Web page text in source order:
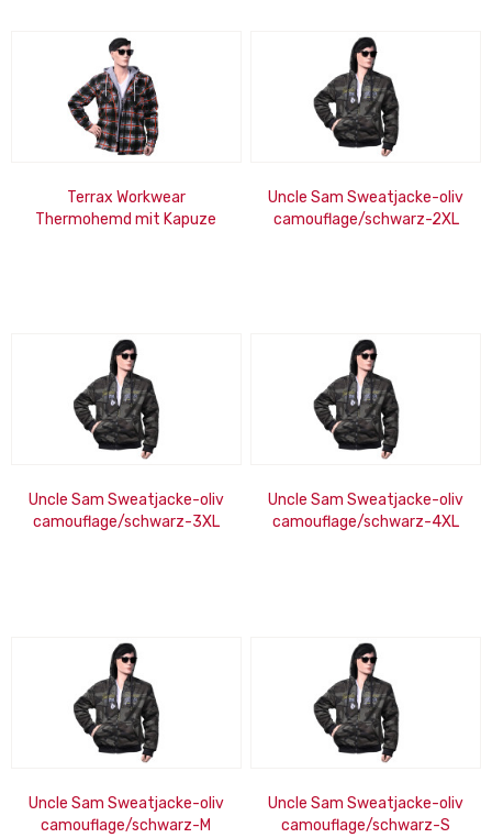
Terrax Workwear
Thermohemd mit Kapuze
Uncle Sam Sweatjacke-oliv
camouflage/schwarz-2XL
Uncle Sam Sweatjacke-oliv
camouflage/schwarz-3XL
Uncle Sam Sweatjacke-oliv
camouflage/schwarz-4XL
Uncle Sam Sweatjacke-oliv
camouflage/schwarz-M
Uncle Sam Sweatjacke-oliv
camouflage/schwarz-S